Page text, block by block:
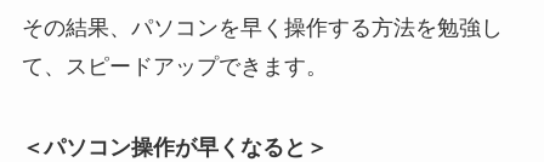
その結果、パソコンを早く操作する方法を勉強し
て、スピードアップできます。
＜パソコン操作が早くなると＞